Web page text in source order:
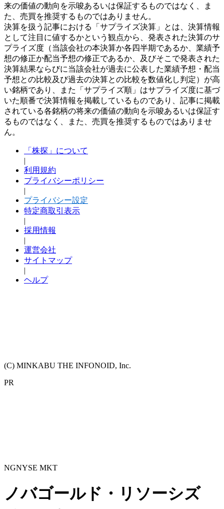
来の価値の動向を示唆あるいは保証するものではなく、ま
た、売買を推奨するものではありません。
決算を扱う記事における「サプライズ決算」とは、決算情報
として注目に値するかという観点から、発表された決算のサ
プライズ度（当該会社の本決算か各四半期であるか、業績予
想の修正か配当予想の修正であるか、及びそこで発表された
決算結果ならびに当該会社が過去に公表した業績予想・配当
予想との比較及び過去の決算との比較を数値化し判定）が高
い銘柄であり、また「サプライズ順」はサプライズ度に基づ
いた順番で決算情報を掲載しているものであり、記事に掲載
されている各銘柄の将来の価値の動向を示唆あるいは保証す
るものではなく、また、売買を推奨するものではありませ
ん。
「株探」について
|
利用規約
プライバシーポリシー
|
プライバシー設定
特定商取引表示
|
採用情報
|
運営会社
サイトマップ
|
ヘルプ
(C) MINKABU THE INFONOID, Inc.
PR
NGNYSE MKT
ノバゴールド・リソーシズ